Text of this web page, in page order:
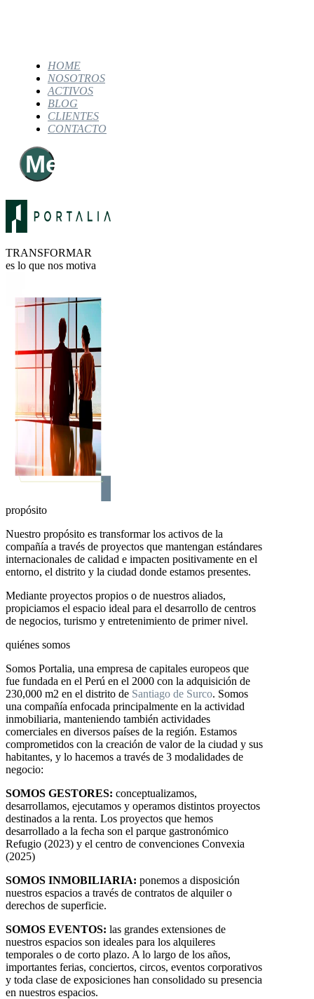
HOME
NOSOTROS
ACTIVOS
BLOG
CLIENTES
CONTACTO
Menú
TRANSFORMAR
es lo que nos motiva
propósito
Nuestro propósito es transformar los activos de la
compañía a través de proyectos que mantengan estándares
internacionales de calidad e impacten positivamente en el
entorno, el distrito y la ciudad donde estamos presentes.
Mediante proyectos propios o de nuestros aliados,
propiciamos el espacio ideal para el desarrollo de centros
de negocios, turismo y entretenimiento de primer nivel.
quiénes somos
Somos Portalia, una empresa de capitales europeos que
fue fundada en el Perú en el 2000 con la adquisición de
230,000 m2 en el distrito de Santiago de Surco. Somos
una compañía enfocada principalmente en la actividad
inmobiliaria, manteniendo también actividades
comerciales en diversos países de la región. Estamos
comprometidos con la creación de valor de la ciudad y sus
habitantes, y lo hacemos a través de 3 modalidades de
negocio:
SOMOS GESTORES: conceptualizamos,
desarrollamos, ejecutamos y operamos distintos proyectos
destinados a la renta. Los proyectos que hemos
desarrollado a la fecha son el parque gastronómico
Refugio (2023) y el centro de convenciones Convexia
(2025)
SOMOS INMOBILIARIA: ponemos a disposición
nuestros espacios a través de contratos de alquiler o
derechos de superficie.
SOMOS EVENTOS: las grandes extensiones de
nuestros espacios son ideales para los alquileres
temporales o de corto plazo. A lo largo de los años,
importantes ferias, conciertos, circos, eventos corporativos
y toda clase de exposiciones han consolidado su presencia
en nuestros espacios.